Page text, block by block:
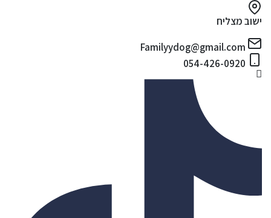
ישוב מצליח
Familyydog@gmail.com
054-426-0920